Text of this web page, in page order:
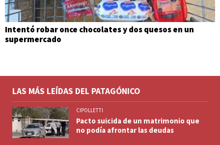
Intentó robar once chocolates y dos quesos en un
supermercado
LAS MÁS LEÍDAS DEL PATAGÓNICO
CIPOLLETTI
Pacto suicida de un matrimonio que
no podía afrontar las deudas